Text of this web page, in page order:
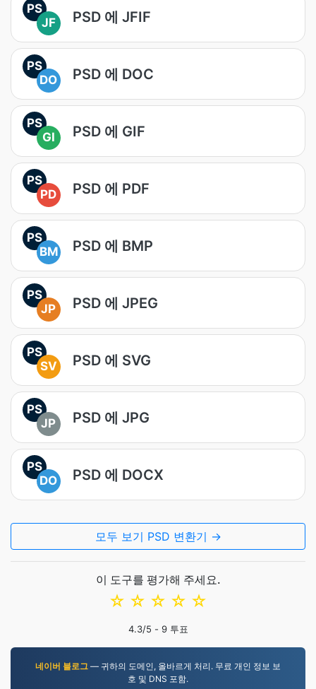
PS
JF
PSD 에 JFIF
PS
DO
PSD 에 DOC
PS
GI
PSD 에 GIF
PS
PD
PSD 에 PDF
PS
BM
PSD 에 BMP
PS
JP
PSD 에 JPEG
PS
SV
PSD 에 SVG
PS
JP
PSD 에 JPG
PS
DO
PSD 에 DOCX
모두 보기 PSD 변환기 →
이 도구를 평가해 주세요.
☆
☆
☆
☆
☆
4.3/5 - 9투표
네이버 블로그 — 귀하의 도메인, 올바르게 처리. 무료 개인 정보 보
호 및 DNS 포함.